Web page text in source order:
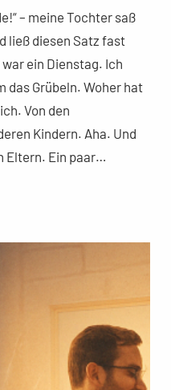
– meine Tochter saß
ließ diesen Satz fast
ein Dienstag. Ich
das Grübeln. Woher hat
Von den
Kindern. Aha. Und
Eltern. Ein paar…